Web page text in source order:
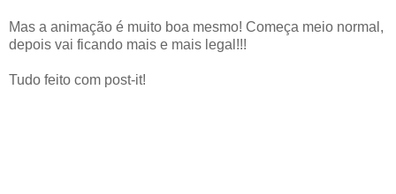
Mas a animação é muito boa mesmo! Começa meio normal,
depois vai ficando mais e mais legal!!!
Tudo feito com post-it!